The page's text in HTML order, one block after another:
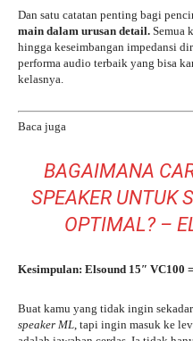
Dan satu catatan penting bagi
main dalam urusan detail. Semua
hingga keseimbangan impedansi
performa audio terbaik yang bisa
kelasnya.
Baca juga
BAGAIMANA
SPEAKER UNTUK
OPTIMAL? –
Kesimpulan: Elsound 15″ VC100
Buat kamu yang tidak ingin
speaker ML , tapi ingin masuk ke